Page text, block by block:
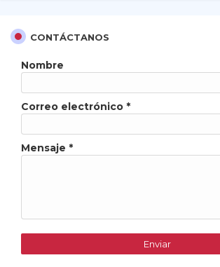
CONTÁCTANOS
Nombre
Correo electrónico *
Mensaje *